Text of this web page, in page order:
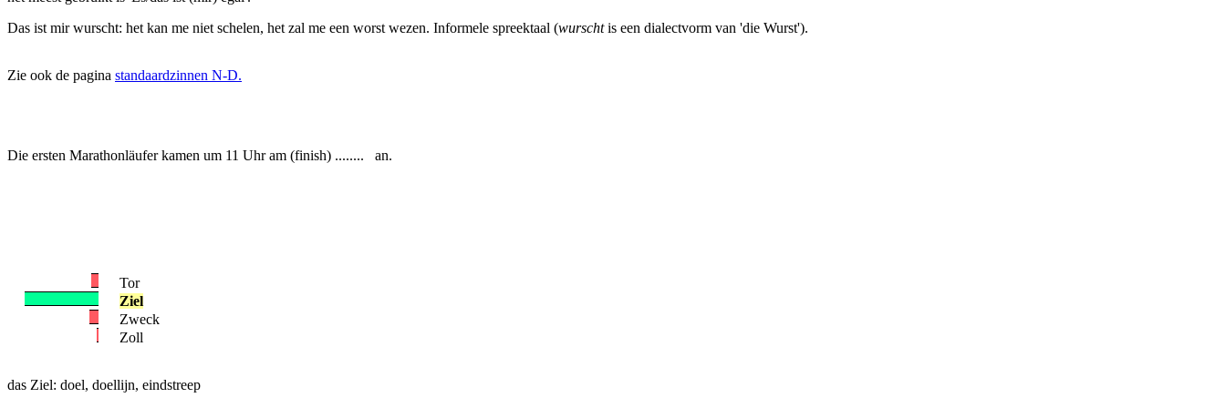
Das ist mir wurscht: het kan me niet schelen, het zal me een worst wezen. Informele spreektaal (wurschtis een dialectvorm van 'die Wurst').
Zie ook de pagina standaardzinnen N-D.
Die ersten Marathonläufer kamen um 11 Uhr am (finish) ........ an.
Tor
Ziel
Zweck
Zoll
das Ziel: doel, doellijn, eindstreep